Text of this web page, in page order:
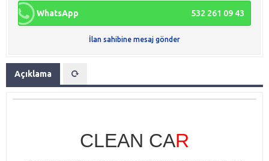
WhatsApp 532 261 09 43
İlan sahibine mesaj gönder
Açıklama
​CLEAN CAR